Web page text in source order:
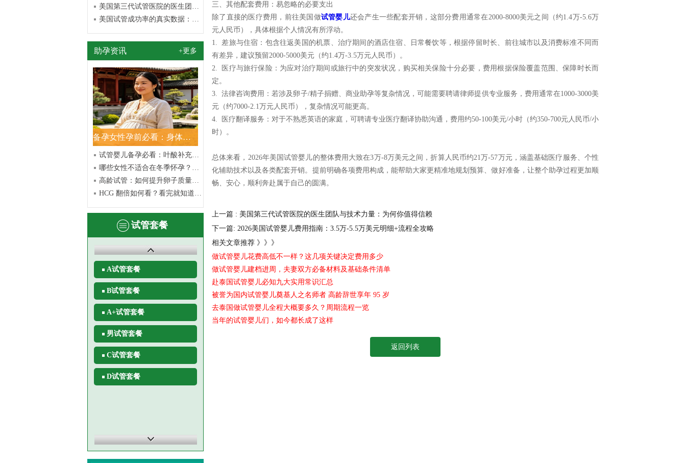
美国第三代试管医院的医生团队与技术力量：为何你值得信赖
美国试管成功率的真实数据：洞悉你需要了解的关键因素
助孕资讯 +更多
备孕女性孕前必看：身体排毒调理做好，才能安心怀好孕
试管婴儿备孕必看：叶酸补充的重要性及正确方法
哪些女性不适合在冬季怀孕？看完这篇避开生育误区
高龄试管：如何提升卵子质量？女性同胞必看
HCG 翻倍如何看？看完就知道了！请看以下详解
试管套餐
A试管套餐
B试管套餐
A+试管套餐
男试管套餐
C试管套餐
D试管套餐
三、其他配套费用：易忽略的必要支出
除了直接的医疗费用，前往美国做试管婴儿还会产生一些配套开销，这部分费用通常在2000-8000美元之间（约1.4万-5.6万
元人民币），具体根据个人情况有所浮动。
1. 差旅与住宿：包含往返美国的机票、治疗期间的酒店住宿、日常餐饮等，根据停留时长、前往城市以及消费标准不同而
有差异，建议预留2000-5000美元（约1.4万-3.5万元人民币）。
2. 医疗与旅行保险：为应对治疗期间或旅行中的突发状况，购买相关保险十分必要，费用根据保险覆盖范围、保障时长而
定。
3. 法律咨询费用：若涉及卵子/精子捐赠、商业助孕等复杂情况，可能需要聘请律师提供专业服务，费用通常在1000-3000美
元（约7000-2.1万元人民币），复杂情况可能更高。
4. 医疗翻译服务：对于不熟悉英语的家庭，可聘请专业医疗翻译协助沟通，费用约50-100美元/小时（约350-700元人民币/小
时）。
总体来看，2026年美国试管婴儿的整体费用大致在3万-8万美元之间，折算人民币约21万-57万元，涵盖基础医疗服务、个性
化辅助技术以及各类配套开销。提前明确各项费用构成，能帮助大家更精准地规划预算、做好准备，让整个助孕过程更加顺
畅、安心，顺利奔赴属于自己的圆满。
上一篇 : 美国第三代试管医院的医生团队与技术力量：为何你值得信赖
下一篇: 2026美国试管婴儿费用指南：3.5万-5.5万美元明细+流程全攻略
相关文章推荐 》》》
做试管婴儿花费高低不一样？这几项关键决定费用多少
做试管婴儿建档进周，夫妻双方必备材料及基础条件清单
赴泰国试管婴儿必知九大实用常识汇总
被誉为国内试管婴儿奠基人之名师者 高龄辞世享年 95 岁
去泰国做试管婴儿全程大概要多久？周期流程一览
当年的试管婴儿们，如今都长成了这样
返回列表